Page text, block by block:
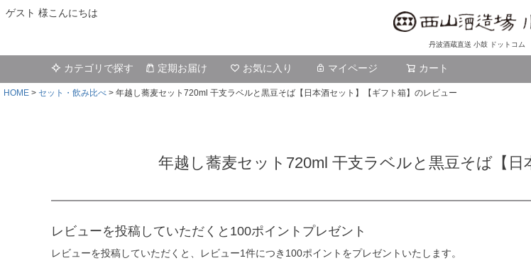
ゲスト 様こんにちは
丹波酒蔵直送 小鼓 ドットコム
カテゴリで探す 定期お届け お気に入り マイページ カート
HOME セット・飲み比べ 年越し蕎麦セット720ml 干支ラベルと黒豆そば【日本酒セット】【ギフト箱】のレビュー
年越し蕎麦セット720ml 干支ラベルと黒豆そば【
レビューを投稿していただくと100ポイントプレゼント
レビューを投稿していただくと、レビュー1件につき100ポイントをプレゼントいたします。